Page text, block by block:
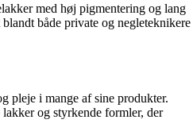
med høj pigmentering og lang
både private og negleteknikere
pleje i mange af sine produkter.
og styrkende formler, der